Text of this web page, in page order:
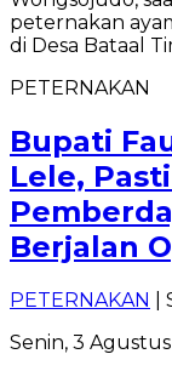
PETERNAKAN
Bupati
Lele,
Berjalan
PETERNAKAN
|
Senin, 3